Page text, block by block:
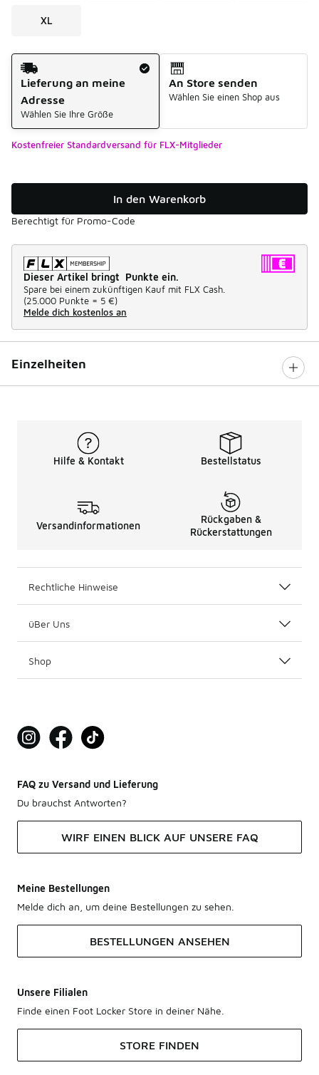
XL
Versandart
Lieferung an meine
Adresse
Wählen Sie Ihre Größe
An Store senden
Wählen Sie einen Shop aus
Kostenfreier Standardversand für FLX-Mitglieder
In den Warenkorb
Berechtigt für Promo-Code
Dieser Artikel bringt Punkte ein.
Spare bei einem zukünftigen Kauf mit FLX Cash.
(25.000 Punkte = 5 €)
Melde dich kostenlos an
Einzelheiten
Hilfe & Kontakt Bestellstatus
Versandinformationen
Rückgaben &
Rückerstattungen
Rechtliche Hinweise
üBer Uns
Shop
FAQ zu Versand und Lieferung
Du brauchst Antworten?
WIRF EINEN BLICK AUF UNSERE FAQ
Meine Bestellungen
Melde dich an, um deine Bestellungen zu sehen.
BESTELLUNGEN ANSEHEN
Unsere Filialen
Finde einen Foot Locker Store in deiner Nähe.
STORE FINDEN